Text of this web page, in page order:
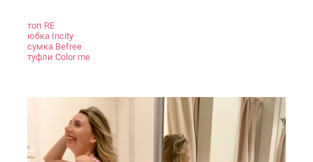
топ RE
юбка Incity
сумка Befree
туфли Color me